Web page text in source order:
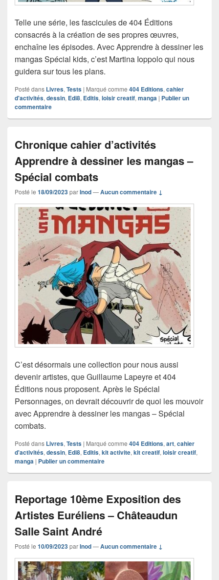
Telle une série, les fascicules de 404 Éditions
consacrés à la création de ses propres œuvres,
enchaîne les épisodes. Avec Apprendre à dessiner les
mangas Spécial kids, c’est Martina Ioppolo qui nous
guidera sur tous les plans.
Posté dans Livres, Tests | Marqué comme 404 Editions, cahier
d'activités, dessin, Edi8, Editis, loisir creatif, manga | Publier un
commentaire
Chronique cahier d’activités
Apprendre à dessiner les mangas –
Spécial combats
Posté le 18/09/2023parInod—Aucun commentaire ↓
C’est désormais une collection pour nous aussi
devenir artistes, que Guillaume Lapeyre et 404
Éditions nous proposent. Après le Spécial
Personnages, on devrait découvrir de quoi les mouvoir
avec Apprendre à dessiner les mangas – Spécial
combats.
Posté dans Livres, Tests | Marqué comme 404 Editions, art, cahier
d'activités, dessin, Edi8, Editis, kit activite, kit creatif, loisir creatif,
manga | Publier un commentaire
Reportage 10ème Exposition des
Artistes Euréliens – Châteaudun
Salle Saint André
Posté le 10/09/2023parInod—Aucun commentaire ↓